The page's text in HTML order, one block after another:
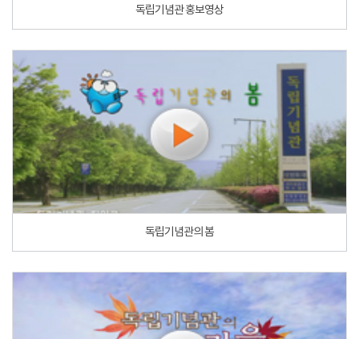
독립기념관 홍보영상
독립기념관의 봄